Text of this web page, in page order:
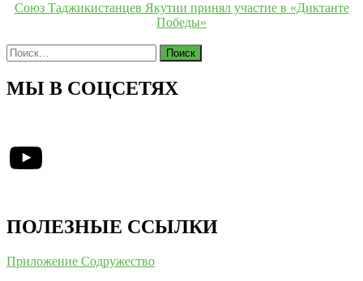
Союз Таджикистанцев Якутии принял участие в «Диктанте
Победы»
Найти:
МЫ В СОЦСЕТЯХ
YouTube
ПОЛЕЗНЫЕ ССЫЛКИ
Приложение Содружество